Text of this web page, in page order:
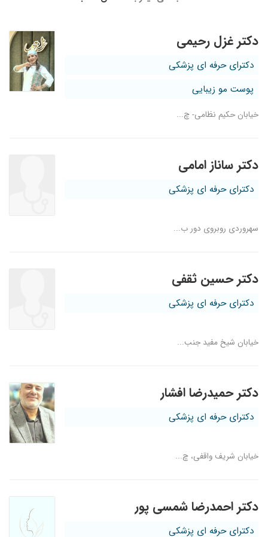
دکتر غزل رحیمی
دکترای حرفه ای پزشکی
پوست مو زیبایی
خیابان حکیم نظامی- چ...
دکتر ساناز امامی
دکترای حرفه ای پزشکی
سهروردی روبروی دور ب...
دکتر حسین ثقفی
دکترای حرفه ای پزشکی
خیابان شیخ مفید جنب...
دکتر حمیدرضا افشار
دکترای حرفه ای پزشکی
خیابان شریف واقفی، چ...
دکتر احمدرضا شمسی پور
دکترای حرفه ای پزشکی